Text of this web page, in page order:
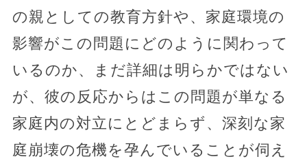
の親としての教育方針や、家庭環境の
影響がこの問題にどのように関わって
いるのか、まだ詳細は明らかではない
が、彼の反応からはこの問題が単なる
家庭内の対立にとどまらず、深刻な家
庭崩壊の危機を孕んでいることが伺え